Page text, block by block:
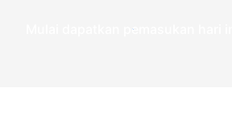
Mulai dapatkan pemasukan hari ini